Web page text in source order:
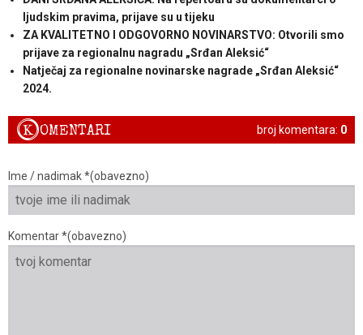
ljudskim pravima, prijave su u tijeku
ZA KVALITETNO I ODGOVORNO NOVINARSTVO: Otvorili smo
prijave za regionalnu nagradu „Srđan Aleksić“
Natječaj za regionalne novinarske nagrade „Srđan Aleksić“
2024.
broj komentara: 0
KOMENTARI
Ime / nadimak *(obavezno)
Komentar *(obavezno)